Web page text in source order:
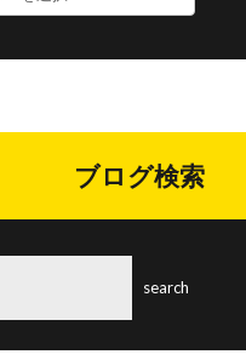
ブログ検索